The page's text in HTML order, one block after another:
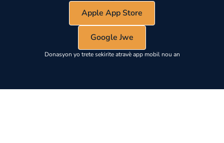
Apple App Store
Google Jwe
Donasyon yo trete sekirite atravè app mobil nou an